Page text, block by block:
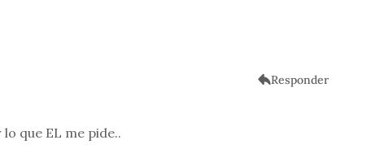
que EL me pide..
Responder